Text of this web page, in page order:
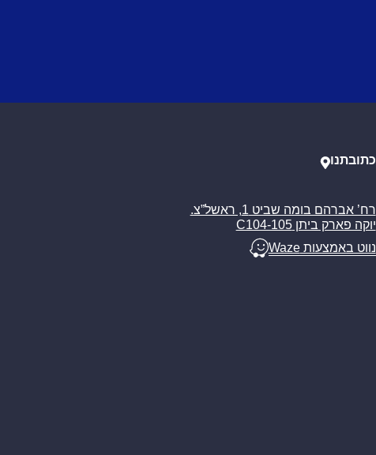
כתובתנו
רח’ אברהם בומה שביט 1, ראשל”צ.
יוקה פארק ביתן C104-105
נווט באמצעות Waze